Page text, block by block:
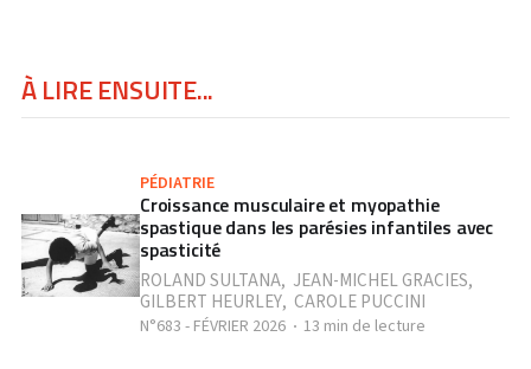
À LIRE ENSUITE...
PÉDIATRIE
Croissance musculaire et myopathie
spastique dans les parésies infantiles avec
spasticité
ROLAND SULTANA, JEAN-MICHEL GRACIES,
GILBERT HEURLEY, CAROLE PUCCINI
N°683 - FÉVRIER 2026 13 min de lecture